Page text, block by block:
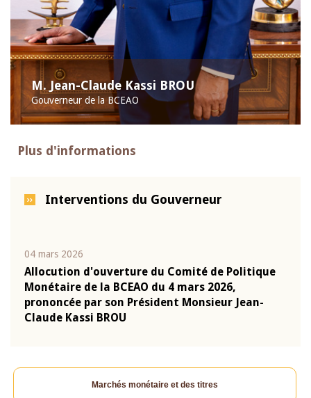
M. Jean-Claude Kassi BROU
Gouverneur de la BCEAO
Plus d'informations
Interventions du Gouverneur
04 mars 2026
Allocution d'ouverture du Comité de Politique
Monétaire de la BCEAO du 4 mars 2026,
prononcée par son Président Monsieur Jean-
Claude Kassi BROU
Marchés monétaire et des titres